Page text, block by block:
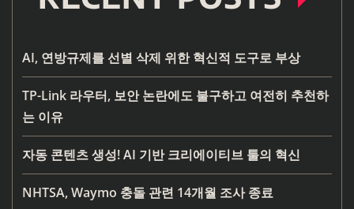
AI, 연방규제를 선별 삭제 위한 혁신적 도구로 부상
TP-Link 라우터, 보안 논란에도 불구하고 여전히 추천하
는 이유
자동 콘텐츠 생성! AI 기반 크리에이티브 툴의 혁신
NHTSA, Waymo 충돌 관련 14개월 조사 종료